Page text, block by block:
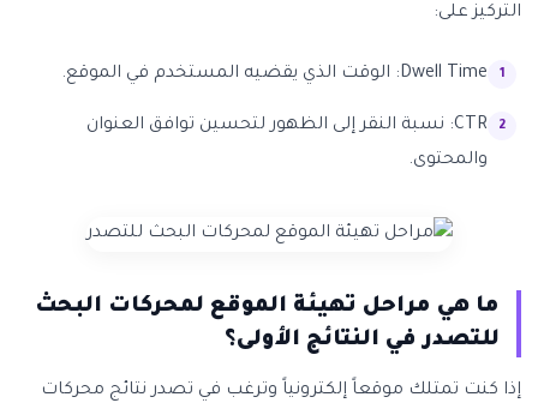
التركيز على:
Dwell Time: الوقت الذي يقضيه المستخدم في الموقع.
CTR: نسبة النقر إلى الظهور لتحسين توافق العنوان
والمحتوى.
ما هي مراحل تهيئة الموقع لمحركات البحث
للتصدر في النتائج الأولى؟
إذا كنت تمتلك موقعاً إلكترونياً وترغب في تصدر نتائج محركات